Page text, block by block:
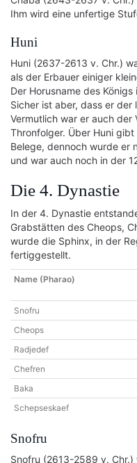
Ihm wird eine unfertige
Huni
Huni (2637-2613 v. Chr.)
als der Erbauer einiger
Der Horusname des
Sicher ist aber, dass er
Vermutlich war er auch der
Thronfolger. Über Huni
Belege, dennoch wurde er
und war auch noch in der
Die 4. Dynastie
In der 4. Dynastie
Grabstätten des Cheops,
wurde die Sphinx, in der
fertiggestellt.
Name (Pharao)
Snofru
Cheops
Radjedef
Chefren
Baka
Schepseskaef
Snofru
Snofru (2613-2589 v.